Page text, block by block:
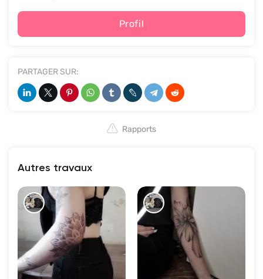
Profil
PARTAGER SUR:
Rapports
Autres travaux